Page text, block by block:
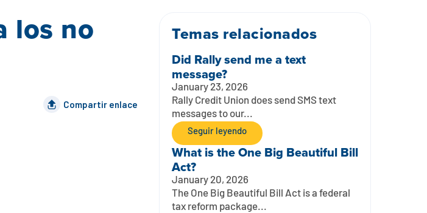
los no
Compartir enlace
Temas relacionados
Did Rally send me a text
message?
January 23, 2026
Rally Credit Union does send SMS text
messages to our...
Seguir leyendo
What is the One Big Beautiful Bill
Act?
January 20, 2026
The One Big Beautiful Bill Act is a federal
tax reform package...